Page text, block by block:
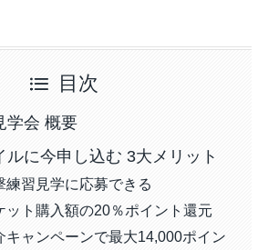
目次
学会 概要
ルに今申し込む 3大メリット
練習見学に応募できる
ット購入額の20％ポイント還元
キャンペーンで最大14,000ポイン